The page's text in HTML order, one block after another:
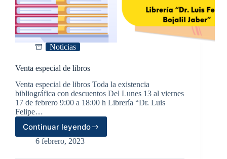
Noticias
Venta especial de libros
Venta especial de libros Toda la existencia
bibliográfica con descuentos Del Lunes 13 al viernes
17 de febrero 9:00 a 18:00 h Librería “Dr. Luis
Felipe…
Continuar leyendo
Venta
especial
6 febrero, 2023